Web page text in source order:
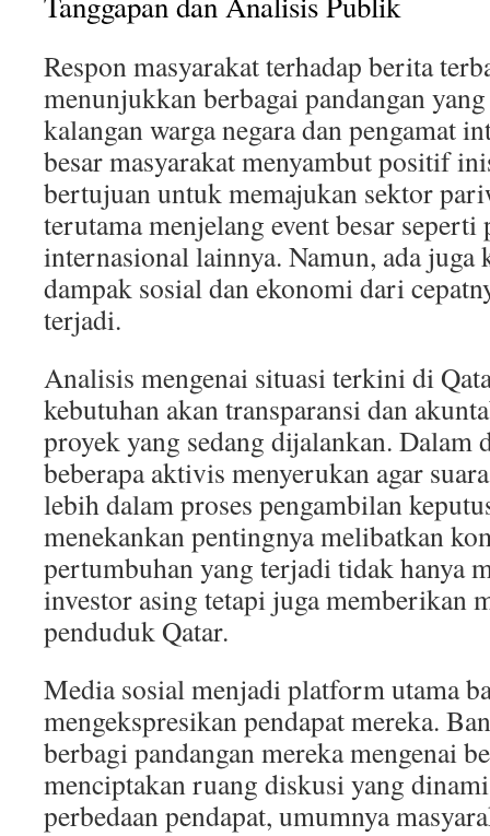
Respon masyarakat terhadap berita
menunjukkan berbagai pandangan
kalangan warga negara dan pengamat
besar masyarakat menyambut positif
bertujuan untuk memajukan sektor
terutama menjelang event besar
internasional lainnya. Namun, ada juga
dampak sosial dan ekonomi dari
terjadi.
Analisis mengenai situasi terkini di
kebutuhan akan transparansi dan
proyek yang sedang dijalankan.
beberapa aktivis menyerukan agar
lebih dalam proses pengambilan
menekankan pentingnya melibatkan
pertumbuhan yang terjadi tidak hanya
investor asing tetapi juga memberikan
penduduk Qatar.
Media sosial menjadi platform utama
mengekspresikan pendapat mereka.
berbagi pandangan mereka mengenai
menciptakan ruang diskusi yang
perbedaan pendapat, umumnya